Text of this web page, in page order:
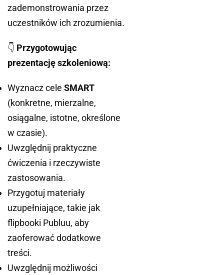
zademonstrowania przez
uczestników ich zrozumienia.
👇 Przygotowując
prezentację szkoleniową:
Wyznacz cele SMART
(konkretne, mierzalne,
osiągalne, istotne, określone
w czasie).
Uwzględnij praktyczne
ćwiczenia i rzeczywiste
zastosowania.
Przygotuj materiały
uzupełniające, takie jak
flipbooki Publuu, aby
zaoferować dodatkowe
treści.
Uwzględnij możliwości